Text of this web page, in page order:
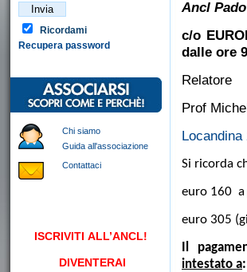
Ricordami
Recupera password
Chi siamo
Guida all'associazione
Contattaci
ISCRIVITI ALL’ANCL!
DIVENTERAI
Ancl
c/o
dalle ore
Relatore
Prof
Locandina
Si ricorda
euro 160 a
euro 305
Il
intestato a